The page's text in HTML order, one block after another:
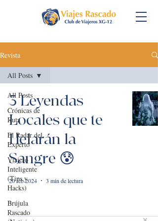
Revista
All Posts
Crónicas de
Ruta
El Radar del
Experto
Viajero
Inteligente
(Tips y
Hacks)
Brújula
Rascado
All Posts
3 Leyendas
Locales que te
Helarán la
Sangre 😰
20 feb 2024 3 min de lectura